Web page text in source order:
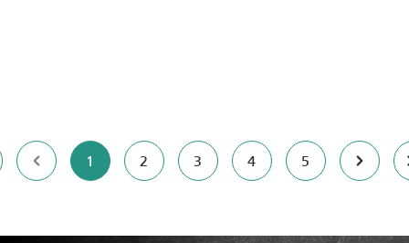
Seite
1 Seite
2 Seite
3 Seite
4 Seite
5